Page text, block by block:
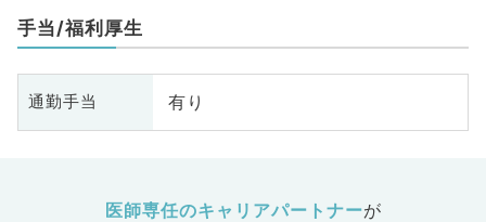
手当/福利厚生
通勤手当 有り
医師専任のキャリアパートナーが